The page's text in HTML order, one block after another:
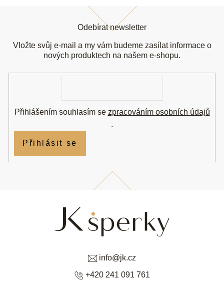
info@jk.cz
+420 241 091 761
Odebírat newsletter
Vložte svůj e-mail a my vám budeme zasílat informace o
nových produktech na našem e-shopu.
Přihlášením souhlasím se zpracováním osobních údajů
.
Přihlásit se